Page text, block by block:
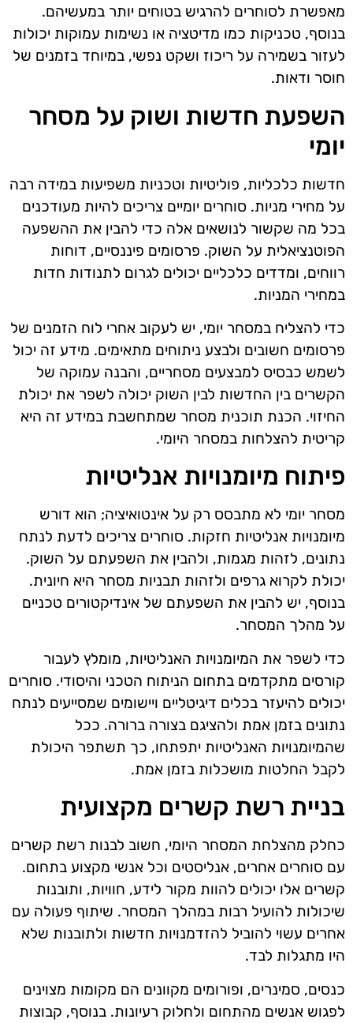
מאפשרת לסוחרים להרגיש בטוחים יותר במעשיהם.
בנוסף, טכניקות כמו מדיטציה או נשימות עמוקות יכולות
לעזור בשמירה על ריכוז ושקט נפשי, במיוחד בזמנים של
חוסר ודאות.
השפעת חדשות ושוק על מסחר
יומי
חדשות כלכליות, פוליטיות וטכניות משפיעות במידה רבה
על מחירי מניות. סוחרים יומיים צריכים להיות מעודכנים
בכל מה שקשור לנושאים אלה כדי להבין את ההשפעה
הפוטנציאלית על השוק. פרסומים פיננסיים, דוחות
רווחים, ומדדים כלכליים יכולים לגרום לתנודות חדות
במחירי המניות.
כדי להצליח במסחר יומי, יש לעקוב אחרי לוח הזמנים של
פרסומים חשובים ולבצע ניתוחים מתאימים. מידע זה יכול
לשמש כבסיס למבצעים מסחריים, והבנה עמוקה של
הקשרים בין החדשות לבין השוק יכולה לשפר את יכולת
החיזוי. הכנת תוכנית מסחר שמתחשבת במידע זה היא
קריטית להצלחות במסחר היומי.
פיתוח מיומנויות אנליטיות
מסחר יומי לא מתבסס רק על אינטואיציה; הוא דורש
מיומנויות אנליטיות חזקות. סוחרים צריכים לדעת לנתח
נתונים, לזהות מגמות, ולהבין את השפעתם על השוק.
יכולת לקרוא גרפים ולזהות תבניות מסחר היא חיונית.
בנוסף, יש להבין את השפעתם של אינדיקטורים טכניים
על מהלך המסחר.
כדי לשפר את המיומנויות האנליטיות, מומלץ לעבור
קורסים מתקדמים בתחום הניתוח הטכני והיסודי. סוחרים
יכולים להיעזר בכלים דיגיטליים ויישומים שמסייעים לנתח
נתונים בזמן אמת ולהציגם בצורה ברורה. ככל
שהמיומנויות האנליטיות יתפתחו, כך תשתפר היכולת
לקבל החלטות מושכלות בזמן אמת.
בניית רשת קשרים מקצועית
כחלק מהצלחת המסחר היומי, חשוב לבנות רשת קשרים
עם סוחרים אחרים, אנליסטים וכל אנשי מקצוע בתחום.
קשרים אלו יכולים להוות מקור לידע, חוויות, ותובנות
שיכולות להועיל רבות במהלך המסחר. שיתוף פעולה עם
אחרים עשוי להוביל להזדמנויות חדשות ולתובנות שלא
היו מתגלות לבד.
כנסים, סמינרים, ופורומים מקוונים הם מקומות מצוינים
לפגוש אנשים מהתחום ולחלוק רעיונות. בנוסף, קבוצות